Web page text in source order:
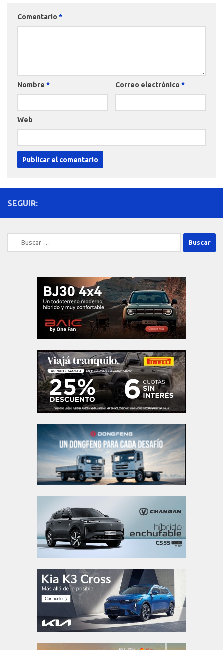
Comentario *
Nombre * Correo electrónico *
Web
SEGUIR:
Buscar: